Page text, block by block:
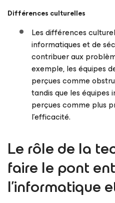
Différences culturelles
Les différences
informatiques et de
contribuer aux
exemple, les équipes
perçues comme
tandis que les
perçues comme plus
l’efficacité.
Le rôle de la
faire le pont
l’informatique